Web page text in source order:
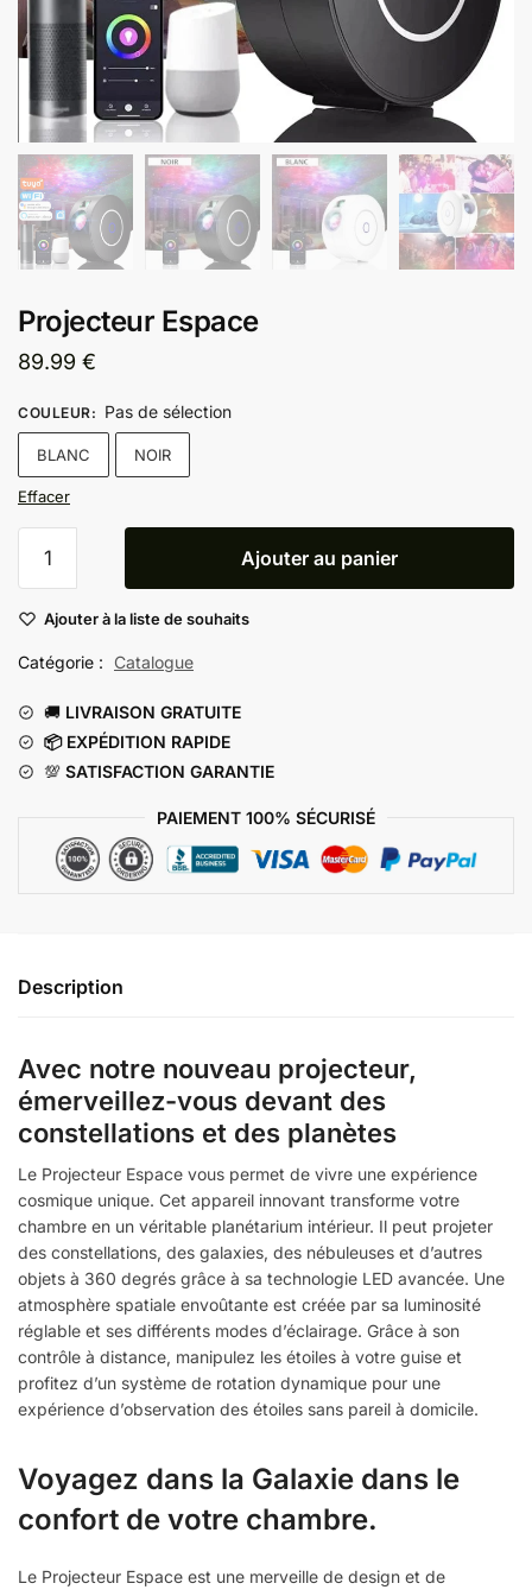
Projecteur Espace
89.99 €
COULEUR: Pas de sélection
BLANC NOIR
Effacer
Espace
Ajouter au panier
Ajouter à la liste de souhaits
Catégorie : Catalogue
🚚 LIVRAISON GRATUITE
📦 EXPÉDITION RAPIDE
💯 SATISFACTION GARANTIE
PAIEMENT 100% SÉCURISÉ
Description
Avec notre nouveau projecteur,
émerveillez-vous devant des
constellations et des planètes
Le Projecteur Espace vous permet de vivre une expérience
cosmique unique. Cet appareil innovant transforme votre
chambre en un véritable planétarium intérieur. Il peut projeter
des constellations, des galaxies, des nébuleuses et d’autres
objets à 360 degrés grâce à sa technologie LED avancée. Une
atmosphère spatiale envoûtante est créée par sa luminosité
réglable et ses différents modes d’éclairage. Grâce à son
contrôle à distance, manipulez les étoiles à votre guise et
profitez d’un système de rotation dynamique pour une
expérience d’observation des étoiles sans pareil à domicile.
Voyagez dans la Galaxie dans le
confort de votre chambre.
Le Projecteur Espace est une merveille de design et de